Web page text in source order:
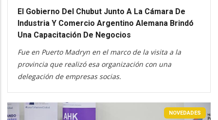
El Gobierno Del Chubut Junto A La Cámara De
Industria Y Comercio Argentino Alemana Brindó
Una Capacitación De Negocios
Fue en Puerto Madryn en el marco de la visita a la
provincia que realizó esa organización con una
delegación de empresas socias.
NOVEDADES